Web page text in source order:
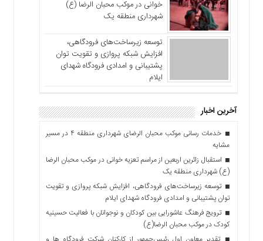
خوانی در موکب محبان الرضا (ع)
شهرداری منطقه یک
توسعه زیرساخت‌های فرودگاهی،
افزایش شبکه پروازی و تقویت توان
پشتیبانی و امدادی فرودگاه شهدای
ایلام
آخرین اخبار
خدمات رسانی موکب محبان الرضای شهرداری منطقه ۴ در مسیر
مشایه
استقبال زائرین اربعین از مراسم تعزیه خوانی در موکب محبان الرضا
(ع) شهرداری منطقه یک
توسعه زیرساخت‌های فرودگاهی، افزایش شبکه پروازی و تقویت
توان پشتیبانی و امدادی فرودگاه شهدای ایلام
ترویج فرهنگ عاشورایی بین کودکان و نوجوانان با فعالیت حسینیه
کودک در موکب محبان الرضا(ع)